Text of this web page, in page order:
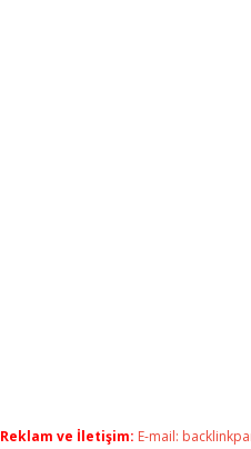
Reklam ve İletişim: E-mail: